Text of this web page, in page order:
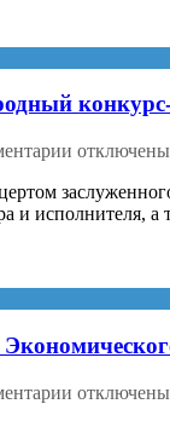
к
В
Самаре
баян!»
отключены
и исполнителя,
котключены